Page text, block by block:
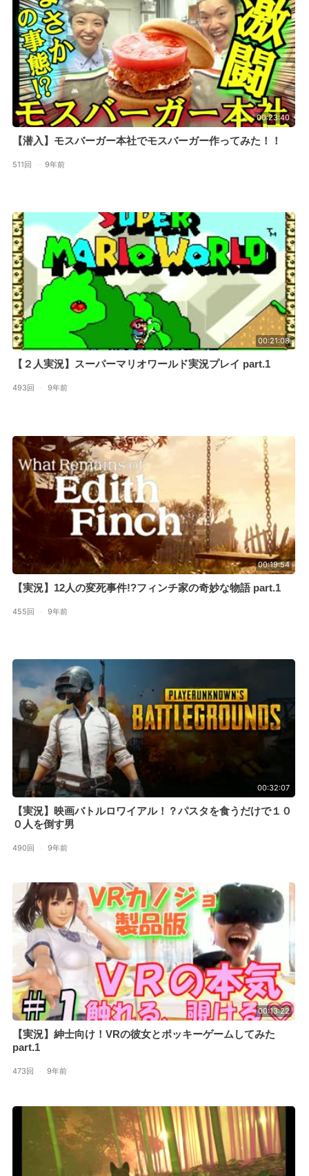
00:23:40
【潜入】モスバーガー本社でモスバーガー作ってみた！！
511回 · 9年前
00:21:08
【２人実況】スーパーマリオワールド実況プレイ part.1
493回 · 9年前
00:19:54
【実況】12人の変死事件!?フィンチ家の奇妙な物語 part.1
455回 · 9年前
00:32:07
【実況】映画バトルロワイアル！？パスタを食うだけで１０
０人を倒す男
490回 · 9年前
00:13:22
【実況】紳士向け！VRの彼女とポッキーゲームしてみた
part.1
473回 · 9年前